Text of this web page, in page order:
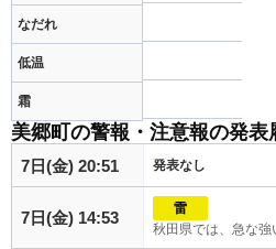
なだれ
低温
霜
美郷町の警報・注意報の発表
7日(金) 20:51 発表なし
7日(金) 14:53
雷
秋田県では、急な強